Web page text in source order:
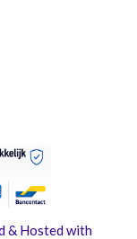
& Hosted with